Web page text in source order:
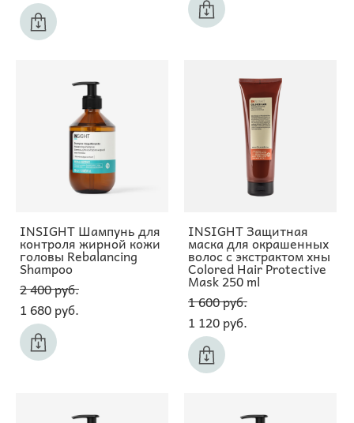
INSIGHT Шампунь для
контроля жирной кожи
головы Rebalancing
Shampoo
2 400 pуб.
1 680 pуб.
INSIGHT Защитная
маска для окрашенных
волос с экстрактом хны
Colored Hair Protective
Mask 250 ml
1 600 pуб.
1 120 pуб.